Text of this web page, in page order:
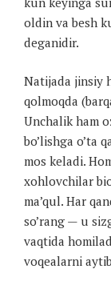
oldin va besh
deganidir.
Natijada jinsiy
qolmoqda
Unchalik ham
bo’lishga o’ta
mos keladi.
xohlovchilar
ma’qul. Har
so’rang — u
vaqtida
voqealarni